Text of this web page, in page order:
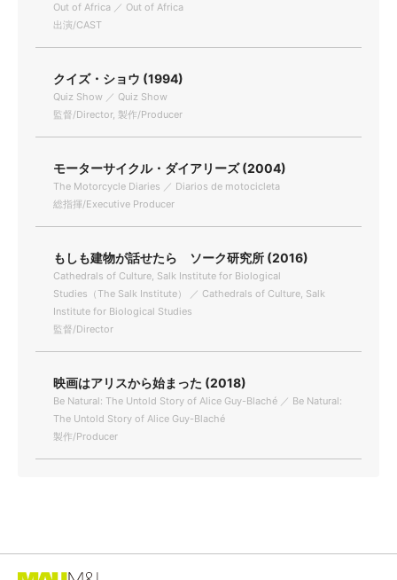
Out of Africa ／ Out of Africa
出演/CAST
クイズ・ショウ (1994)
Quiz Show ／ Quiz Show
監督/Director, 製作/Producer
モーターサイクル・ダイアリーズ (2004)
The Motorcycle Diaries ／ Diarios de motocicleta
総指揮/Executive Producer
もしも建物が話せたら ソーク研究所 (2016)
Cathedrals of Culture, Salk Institute for Biological
Studies（The Salk Institute） ／ Cathedrals of Culture, Salk
Institute for Biological Studies
監督/Director
映画はアリスから始まった (2018)
Be Natural: The Untold Story of Alice Guy-Blaché ／ Be Natural:
The Untold Story of Alice Guy-Blaché
製作/Producer